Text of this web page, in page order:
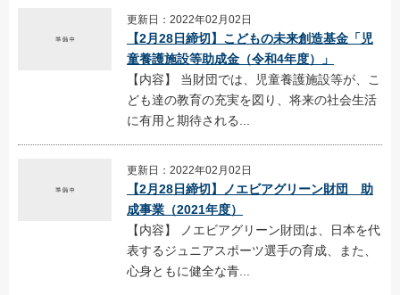
更新日：2022年02月02日
【2月28日締切】こどもの未来創造基金「児
童養護施設等助成金（令和4年度）」
【内容】 当財団では、児童養護施設等が、こ
ども達の教育の充実を図り、将来の社会生活
に有用と期待される...
更新日：2022年02月02日
【2月28日締切】ノエビアグリーン財団 助
成事業（2021年度）
【内容】 ノエビアグリーン財団は、日本を代
表するジュニアスポーツ選手の育成、また、
心身ともに健全な青...